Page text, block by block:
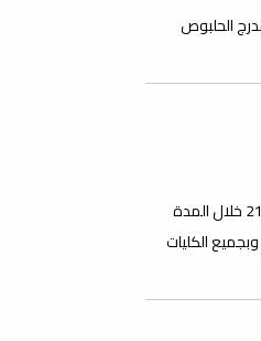
فعالية اليوم العالمي للسكري يوم الخميس 03/11/2023 في مدرج الحلبوص
ينظم مكتب الشؤون العلمية بكلية العلوم هذه الورشة ويقدمها د حسن الشهوبي يوم الثلاثاء 21/11/2023 خلال المدة
الكليات